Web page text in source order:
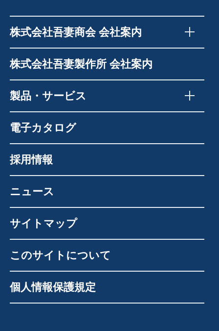
株式会社吾妻商会 会社案内
株式会社吾妻製作所 会社案内
製品・サービス
電子カタログ
採用情報
ニュース
サイトマップ
このサイトについて
個人情報保護規定